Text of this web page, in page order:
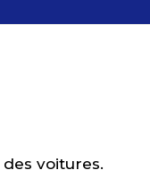
voitures.